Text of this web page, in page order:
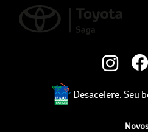
Desacelere. Seu
Novos